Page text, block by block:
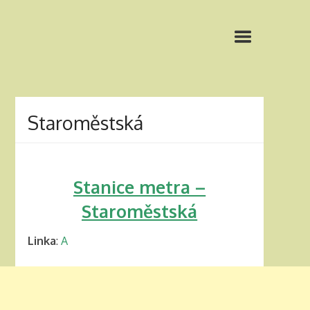
Staroměstská
Stanice metra –
Staroměstská
Linka:A